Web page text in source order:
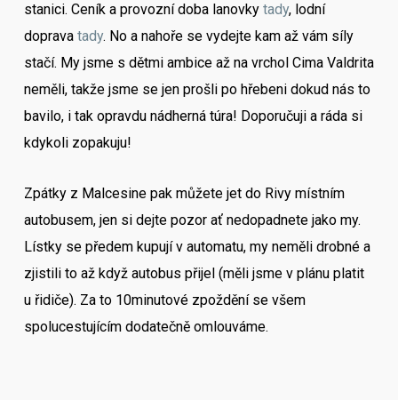
stanici. Ceník a provozní doba lanovky tady, lodní
doprava tady. No a nahoře se vydejte kam až vám síly
stačí. My jsme s dětmi ambice až na vrchol Cima Valdrita
neměli, takže jsme se jen prošli po hřebeni dokud nás to
bavilo, i tak opravdu nádherná túra! Doporučuji a ráda si
kdykoli zopakuju!
Zpátky z Malcesine pak můžete jet do Rivy místním
autobusem, jen si dejte pozor ať nedopadnete jako my.
Lístky se předem kupují v automatu, my neměli drobné a
zjistili to až když autobus přijel (měli jsme v plánu platit
u řidiče). Za to 10minutové zpoždění se všem
spolucestujícím dodatečně omlouváme.